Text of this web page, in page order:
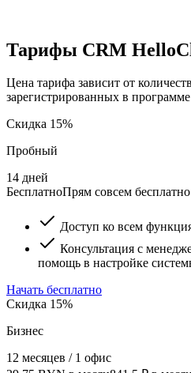
Тарифы CRM
Цена тарифа зависит от
зарегистрированных в программе
Скидка 15%
Пробный
14 дней
БесплатноПрям совсем бесплатно
Доступ ко всем
Консультация с
помощь в настройке
Начать бесплатно
Скидка 15%
Бизнес
12 месяцев / 1 офис